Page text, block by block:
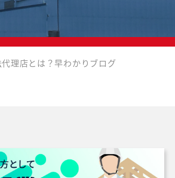
理店とは？早わかりブログ